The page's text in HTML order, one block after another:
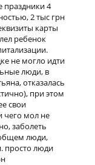
праздники 4
2 тыс грн
карты
ребенок
не могло идти
люди, в
отказалась
при этом
свои
чего мол не
заболеть
люди,
просто люди